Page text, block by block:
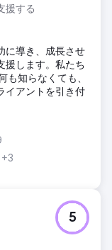
動
援する
に導き、成長させ
援します。私たち
知らなくても、
イアントを引き付
+3
5